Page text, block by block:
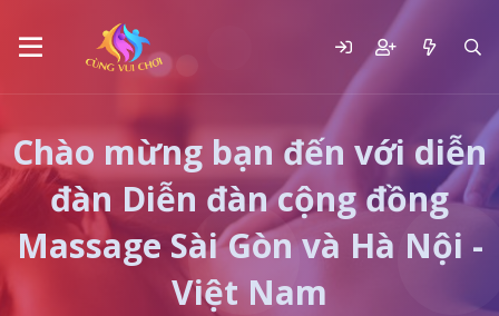
Chào mừng bạn đến với diễn
đàn Diễn đàn cộng đồng
Massage Sài Gòn và Hà Nội -
Việt Nam